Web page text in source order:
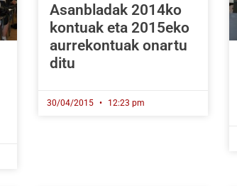
Asanbladak 2014ko
kontuak eta 2015eko
aurrekontuak onartu
ditu
30/04/2015 12:23 pm